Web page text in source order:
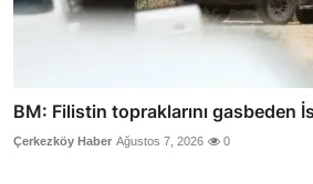
BM: Filistin topraklarını gasbeden
Çerkezköy Haber Ağustos 7, 2026 0